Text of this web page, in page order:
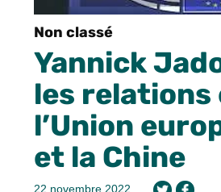
Non classé
Yannick
les relations
l’Union
et la Chine
22 novembre 2022